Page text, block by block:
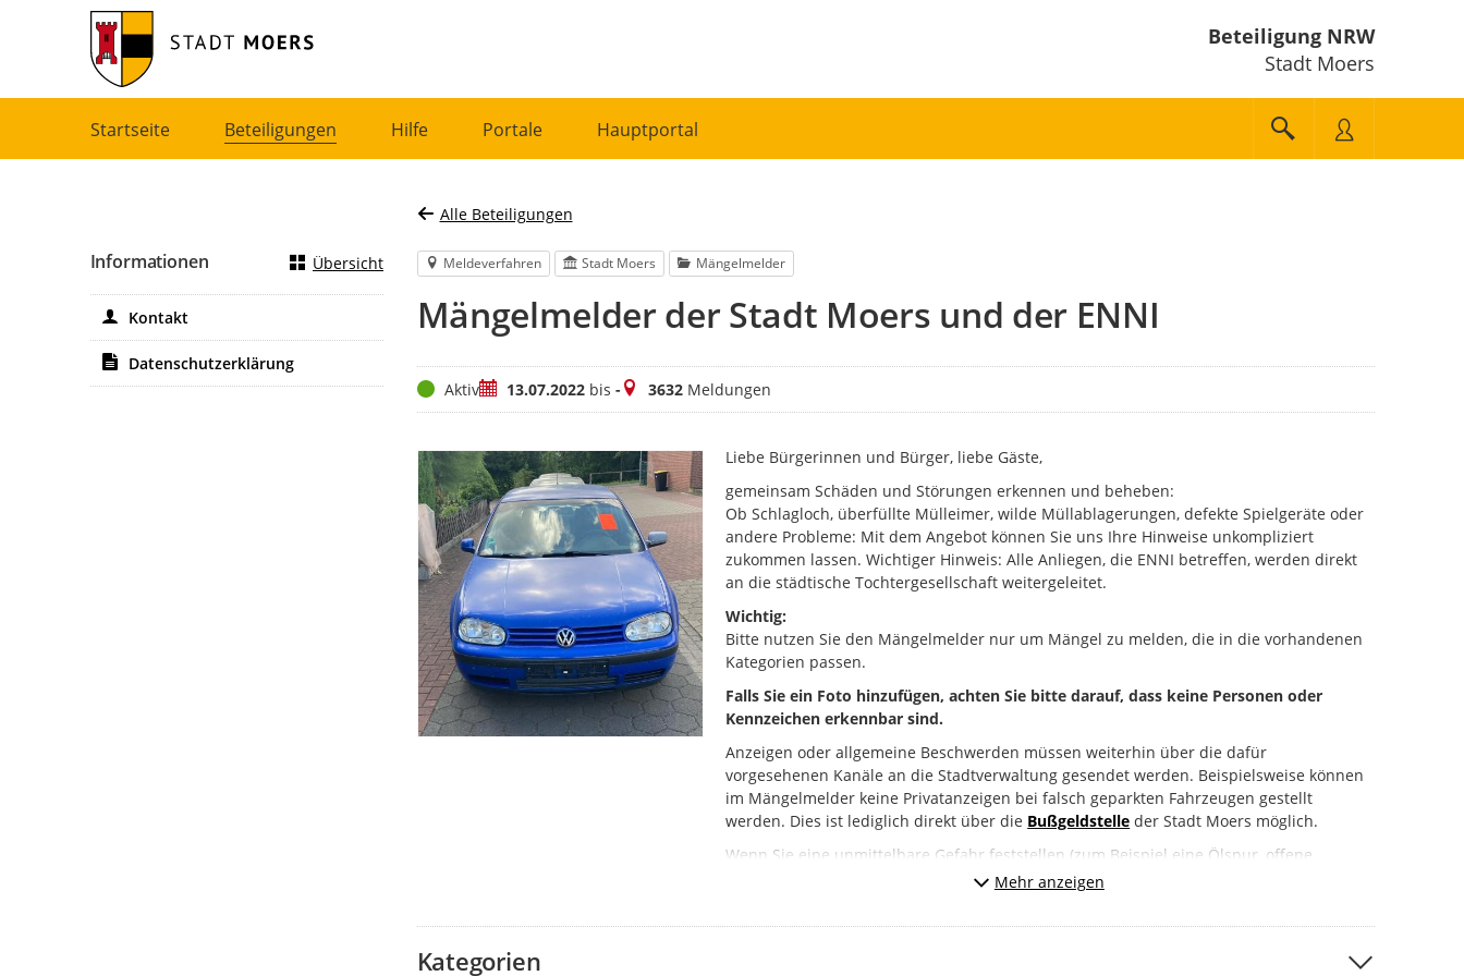
Beteiligung NRW
Stadt Moers
Startseite Beteiligungen Hilfe Portale Hauptportal
Alle Beteiligungen
Meldeverfahren Stadt Moers Mängelmelder
Mängelmelder der Stadt Moers und der ENNI
StatusAktivZeitraum
13.07.2022bis -Meldungen
3632Meldungen
Liebe Bürgerinnen und Bürger, liebe Gäste,
gemeinsam Schäden und Störungen erkennen und beheben:
Ob Schlagloch, überfüllte Mülleimer, wilde Müllablagerungen, defekte Spielgeräte oder
andere Probleme: Mit dem Angebot können Sie uns Ihre Hinweise unkompliziert
zukommen lassen. Wichtiger Hinweis: Alle Anliegen, die ENNI betreffen, werden direkt
an die städtische Tochtergesellschaft weitergeleitet.
Wichtig:
Bitte nutzen Sie den Mängelmelder nur um Mängel zu melden, die in die vorhandenen
Kategorien passen.
Falls Sie ein Foto hinzufügen, achten Sie bitte darauf, dass keine Personen oder
Kennzeichen erkennbar sind.
Anzeigen oder allgemeine Beschwerden müssen weiterhin über die dafür
vorgesehenen Kanäle an die Stadtverwaltung gesendet werden. Beispielsweise können
im Mängelmelder keine Privatanzeigen bei falsch geparkten Fahrzeugen gestellt
werden. Dies ist lediglich direkt über die Bußgeldstelle der Stadt Moers möglich.
Wenn Sie eine unmittelbare Gefahr feststellen (zum Beispiel eine Ölspur, offene
Kanalschächte oder einen Brand), melden Sie das bitte unbedingt direkt an die Polizei
So funktioniert der Mängelmelder:
Mehr anzeigen
Kategorien
Informationen Übersicht
Kontakt
Datenschutzerklärung